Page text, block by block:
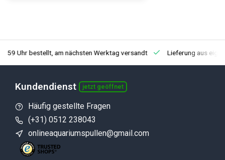
Uhr bestellt, am nächsten Werktag versandt Lieferung aus
Kundendienst jetzt geöffnet
Häufig gestellte Fragen
(+31) 0512 238043
onlineaquariumspullen@gmail.com